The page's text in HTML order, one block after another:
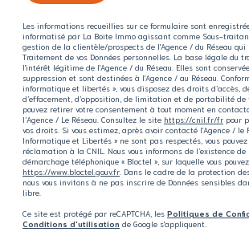
Les informations recueillies sur ce formulaire sont
informatisé par La Boite Immo agissant comme Sous-
gestion de la clientèle/prospects de l'Agence / du Réseau qui
Traitement de vos Données personnelles. La base légale du
l'intérêt légitime de l'Agence / du Réseau. Elles sont
suppression et sont destinées à l'Agence / au Réseau.
informatique et libertés », vous disposez des droits d’accès,
d’effacement, d’opposition, de limitation et de portabilité de
pouvez retirer votre consentement à tout moment en
l’Agence / Le Réseau. Consultez le site https://cnil.fr/fr pour
vos droits. Si vous estimez, après avoir contacté l'Agence / le
Informatique et Libertés » ne sont pas respectés, vous
réclamation à la CNIL. Nous vous informons de l’existence
démarchage téléphonique « Bloctel », sur laquelle vous
https://www.bloctel.gouv.fr . Dans le cadre de la protection
nous vous invitons à ne pas inscrire de Données sensibles
libre.
Ce site est protégé par reCAPTCHA, les Politiques de
Conditions d'utilisation de Google s'appliquent.